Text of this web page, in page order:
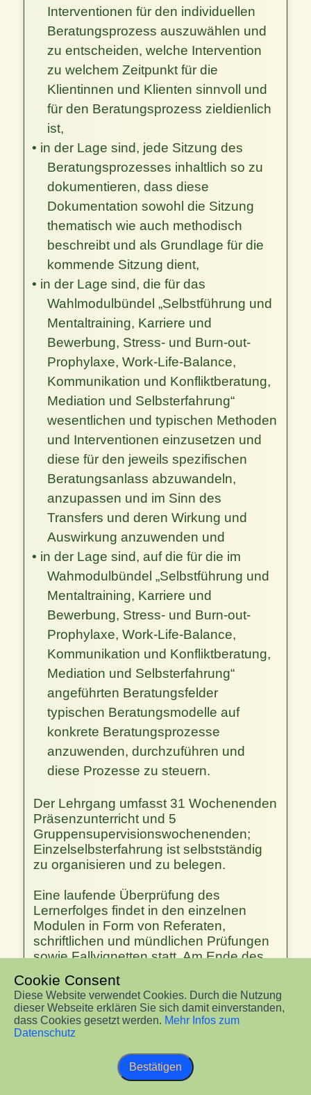
Interventionen für den individuellen
Beratungsprozess auszuwählen und
zu entscheiden, welche Intervention
zu welchem Zeitpunkt für die
Klientinnen und Klienten sinnvoll und
für den Beratungsprozess zieldienlich
ist,
• in der Lage sind, jede Sitzung des
Beratungsprozesses inhaltlich so zu
dokumentieren, dass diese
Dokumentation sowohl die Sitzung
thematisch wie auch methodisch
beschreibt und als Grundlage für die
kommende Sitzung dient,
• in der Lage sind, die für das
Wahlmodulbündel „Selbstführung und
Mentaltraining, Karriere und
Bewerbung, Stress- und Burn-out-
Prophylaxe, Work-Life-Balance,
Kommunikation und Konfliktberatung,
Mediation und Selbsterfahrung“
wesentlichen und typischen Methoden
und Interventionen einzusetzen und
diese für den jeweils spezifischen
Beratungsanlass abzuwandeln,
anzupassen und im Sinn des
Transfers und deren Wirkung und
Auswirkung anzuwenden und
• in der Lage sind, auf die für die im
Wahmodulbündel „Selbstführung und
Mentaltraining, Karriere und
Bewerbung, Stress- und Burn-out-
Prophylaxe, Work-Life-Balance,
Kommunikation und Konfliktberatung,
Mediation und Selbsterfahrung“
angeführten Beratungsfelder
typischen Beratungsmodelle auf
konkrete Beratungsprozesse
anzuwenden, durchzuführen und
diese Prozesse zu steuern.
Der Lehrgang umfasst 31 Wochenenden
Präsenzunterricht und 5
Gruppensupervisionswochenenden;
Einzelselbsterfahrung ist selbstständig
zu organisieren und zu belegen.
Eine laufende Überprüfung des
Lernerfolges findet in den einzelnen
Modulen in Form von Referaten,
schriftlichen und mündlichen Prüfungen
sowie Fallvignetten statt. Am Ende des
Lehrgangs ist eine mündliche Prüfung
(Abschlussprüfung) zu absolvieren.
Nächster Lehrgangsstart: Sommer
2027
Lehrgangsort: 3390 Melk, Wiener
Straße 45/1. Stock
Cookie Consent
Diese Website verwendet Cookies. Durch die Nutzung
dieser Webseite erklären Sie sich damit einverstanden,
dass Cookies gesetzt werden. Mehr Infos zum
Datenschutz
Bestätigen